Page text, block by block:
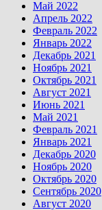
Май 2022
Апрель 2022
Февраль 2022
Январь 2022
Декабрь 2021
Ноябрь 2021
Октябрь 2021
Август 2021
Июнь 2021
Май 2021
Февраль 2021
Январь 2021
Декабрь 2020
Ноябрь 2020
Октябрь 2020
Сентябрь 2020
Август 2020